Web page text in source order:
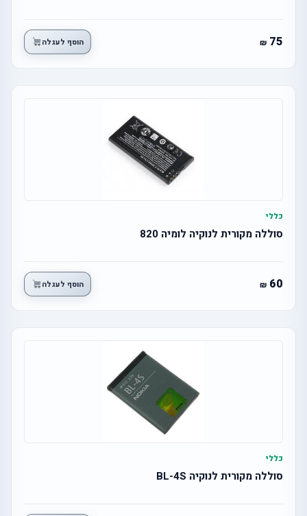
75 הוסף לעגלה
כללי
סוללה מקורית לנוקיה לומיה 820
60 הוסף לעגלה
כללי
סוללה מקורית לנוקיה BL-4S